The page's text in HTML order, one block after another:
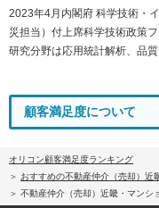
2023年4月内閣府 科学技術・
災担当）付上席科学技術政策フ
研究分野は応用統計解析、品
顧客満足度について
オリコン顧客満足度ランキング
おすすめの不動産仲介（売却）近
不動産仲介（売却）近畿・マンシ